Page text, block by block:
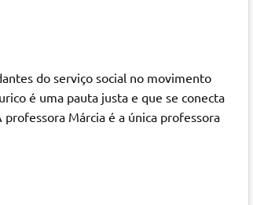
do serviço social no movimento
é uma pauta justa e que se conecta
Márcia é a única professora